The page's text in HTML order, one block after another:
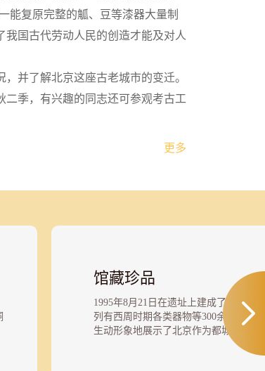
能复原完整的觚、豆等漆器大量制
国古代劳动人民的创造才能及对人
并了解北京这座古老城市的变迁。
季，有兴趣的同志还可参观考古工
更多
馆藏珍品
1995年8月21日在遗址上建成了博物馆,
列有西周时期各类器物等300余件,这些
生动形象地展示了北京作为都城3000
古燕都文化,更展示了我国古代劳动人